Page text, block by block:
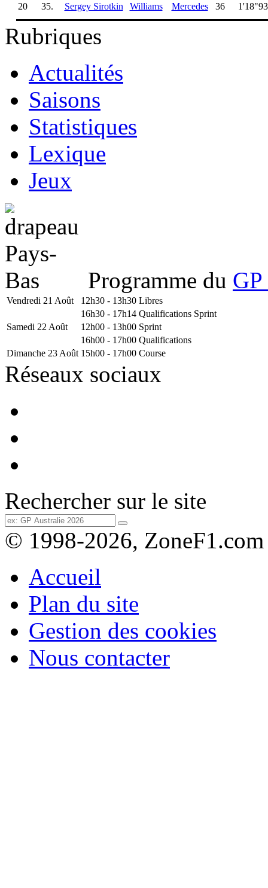
20 35. Sergey Sirotkin Williams Mercedes 36
Rubriques
Actualités
Saisons
Statistiques
Lexique
Jeux
Programme du
Vendredi 21 Août 12h30 - 13h30 Libres
16h30 - 17h14 Qualifications Sprint
Samedi 22 Août
12h00 - 13h00 Sprint
16h00 - 17h00 Qualifications
Dimanche 23 Août 15h00 - 17h00 Course
Réseaux sociaux
Rechercher sur le site
© 1998-2026, ZoneF1.com
Accueil
Plan du site
Gestion des cookies
Nous contacter